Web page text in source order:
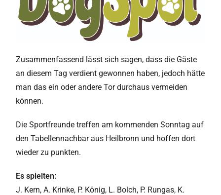
Zusammenfassend lässt sich sagen, dass die Gäste
an diesem Tag verdient gewonnen haben, jedoch hätte
man das ein oder andere Tor durchaus vermeiden
können.
Die Sportfreunde treffen am kommenden Sonntag auf
den Tabellennachbar aus Heilbronn und hoffen dort
wieder zu punkten.
Es spielten:
J. Kern, A. Krinke, P. König, L. Bolch, P. Rungas, K.